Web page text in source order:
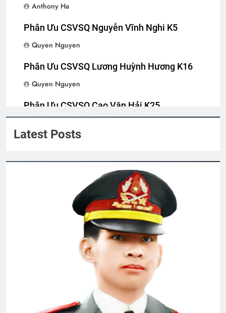
Lá thư cho người thầy cũ
2 Years Ago
Thăm CSVSQ Lê Văn Thời K20
2 Years Ago
QUÊ HƯƠNG
2 Years Ago
10 điều tâm niệm của người Sinh Viên
Sĩ Quan
3 Years Ago
CTBCTY Tập III chương 28
3 Years Ago
Thăm CSVSQ MAI VĨNH PHU K22
2 Years Ago
Anthony Ha
Phân Ưu CSVSQ Nguyễn Vĩnh Nghi K5
Quyen Nguyen
Phân Ưu CSVSQ Lương Huỳnh Hương K16
Quyen Nguyen
Phân Ưu CSVSQ Cao Văn Hải K25
Latest Posts